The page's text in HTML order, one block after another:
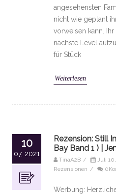
angesehensten
nicht wie geplant
vorweisen kann.
nächste Level
für Stück
Weiterlesen
10
07, 2021
Rezension: Still
Bay Band 1 ) |
TinaA2B / Juli
Rezensionen /
Werbung: